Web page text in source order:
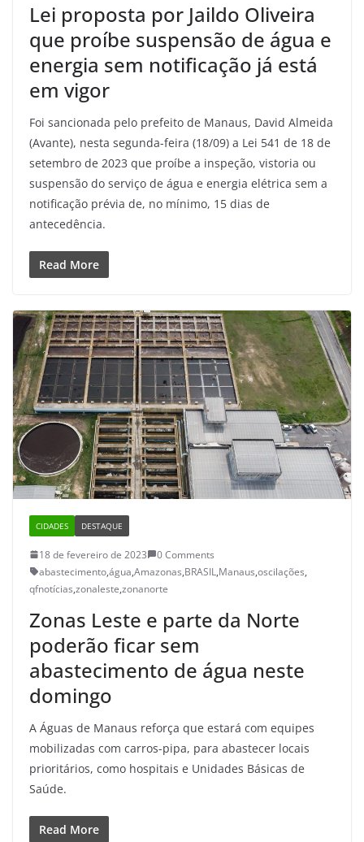
Lei proposta por Jaildo Oliveira
que proíbe suspensão de água e
energia sem notificação já está
em vigor
Foi sancionada pelo prefeito de Manaus, David Almeida
(Avante), nesta segunda-feira (18/09) a Lei 541 de 18 de
setembro de 2023 que proíbe a inspeção, vistoria ou
suspensão do serviço de água e energia elétrica sem a
notificação prévia de, no mínimo, 15 dias de
antecedência.
Read More
CIDADES DESTAQUE
18 de fevereiro de 2023
0 Comments
abastecimento,água,Amazonas,BRASIL,Manaus,oscilações,
qfnotícias,zonaleste,zonanorte
Zonas Leste e parte da Norte
poderão ficar sem
abastecimento de água neste
domingo
A Águas de Manaus reforça que estará com equipes
mobilizadas com carros-pipa, para abastecer locais
prioritários, como hospitais e Unidades Básicas de
Saúde.
Read More